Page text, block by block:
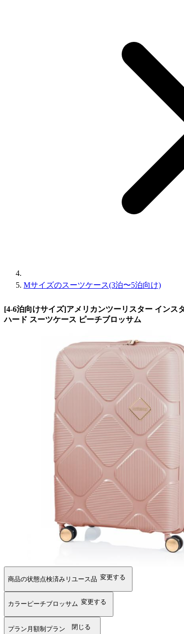
Mサイズのスーツケース(3泊〜5泊向け)
[4-6泊向けサイズ]アメリカンツーリスター インス
ハード スーツケース ピーチブロッサム
商品の状態点検済みリユース品 変更する
カラー ピーチブロッサム 変更する
プラン 月額制プラン 閉じる